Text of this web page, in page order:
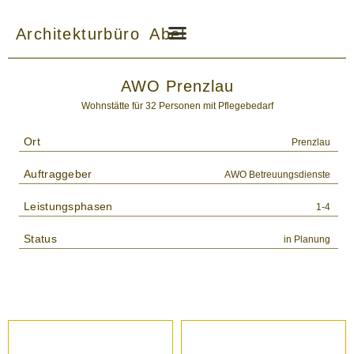
InhaltArchitekturbüro Abel
AWO Prenzlau
Wohnstätte für 32 Personen mit Pflegebedarf
Ort Prenzlau
Auftraggeber AWO Betreuungsdienste
Leistungsphasen 1-4
Status in Planung